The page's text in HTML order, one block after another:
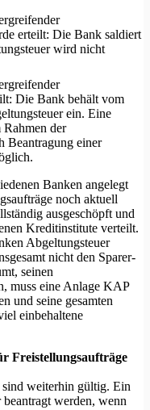
erteilt: Die Bank saldiert
wird nicht
Die Bank behält vom
ein. Eine
Rahmen der
Beantragung einer
Banken angelegt
noch aktuell
ausgeschöpft und
Kreditinstitute verteilt.
Abgeltungsteuer
nicht den Sparer-
seinen
muss eine Anlage KAP
und seine gesamten
einbehaltene
Freistellungsaufträge
sind weiterhin gültig. Ein
beantragt werden, wenn